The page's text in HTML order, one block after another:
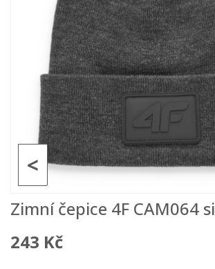
<
Zimní čepice 4F CAM064
243 Kč